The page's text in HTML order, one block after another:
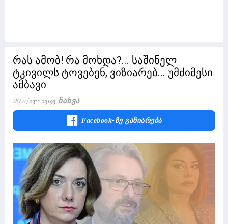
რას ამობ! რა მოხდა?... საშინელ
ტკივილს ტოვებენ, ვიზიარებ... უმძიმესი
ამბავი
18/11/23 23193 Ნახვა
Facebook-Ზე Გაზიარება